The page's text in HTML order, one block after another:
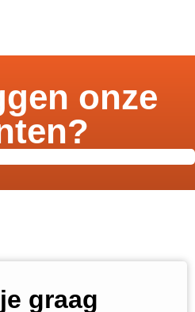
onze
graag